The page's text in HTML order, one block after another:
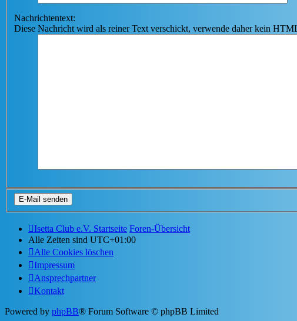
Nachrichtentext:
Diese Nachricht wird als reiner Text verschickt, verwende daher kein
Isetta Club e.V. Startseite Foren-Übersicht
Alle Zeiten sind UTC+01:00
Alle Cookies löschen
Impressum
Ansprechpartner
Kontakt
Powered by phpBB® Forum Software © phpBB Limited